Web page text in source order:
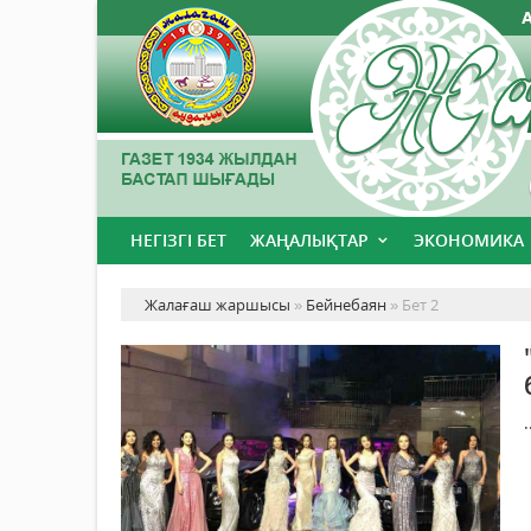
НЕГІЗГІ БЕТ ЖАҢАЛЫҚТАР ЭКОНОМИКА
Жалағаш жаршысы » Бейнебаян » Бет 2